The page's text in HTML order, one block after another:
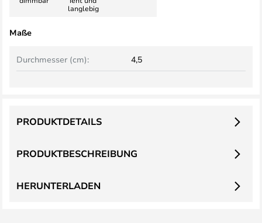
langlebig
Maße
Durchmesser (cm): 4,5
PRODUKTBESCHREIBUNG
PRODUKTDETAILS
HERUNTERLADEN